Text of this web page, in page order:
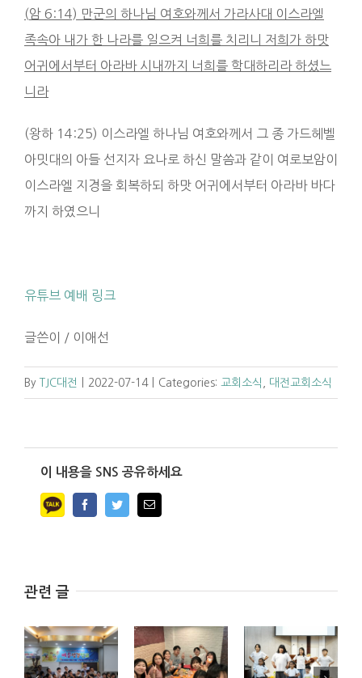
(암 6:14) 만군의 하나님 여호와께서 가라사대 이스라엘
족속아 내가 한 나라를 일으켜 너희를 치리니 저희가 하맛
어귀에서부터 아라바 시내까지
너희를 학대하리라 하셨느
니라
(왕하 14:25) 이스라엘 하나님 여호와께서 그 종 가드헤벨
아밋대의 아들 선지자 요나로 하신 말씀과 같이 여로보암이
이스라엘 지경을 회복하되 하맛 어귀에서부터 아라바 바다
까지 하였으니
유튜브 예배 링크
글쓴이 / 이애선
By TJC대전 2022-07-14 Categories: 교회소식 대전교회소식
이 내용을 SNS 공유하세요
FacebookTwitterEmail
관련 글